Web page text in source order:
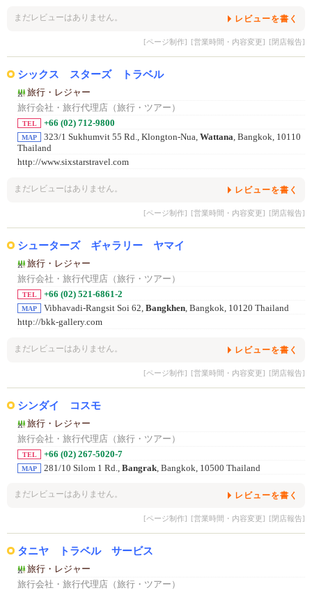
まだレビューはありません。 レビューを書く
[ページ制作] [営業時間・内容変更] [閉店報告]
シックス スターズ トラベル
旅行・レジャー
旅行会社・旅行代理店（旅行・ツアー）
TEL +66 (02) 712-9800
MAP 323/1 Sukhumvit 55 Rd., Klongton-Nua, Wattana, Bangkok, 10110
Thailand
http://www.sixstarstravel.com
まだレビューはありません。 レビューを書く
[ページ制作] [営業時間・内容変更] [閉店報告]
シューターズ ギャラリー ヤマイ
旅行・レジャー
旅行会社・旅行代理店（旅行・ツアー）
TEL +66 (02) 521-6861-2
MAP Vibhavadi-Rangsit Soi 62, Bangkhen, Bangkok, 10120 Thailand
http://bkk-gallery.com
まだレビューはありません。 レビューを書く
[ページ制作] [営業時間・内容変更] [閉店報告]
シンダイ コスモ
旅行・レジャー
旅行会社・旅行代理店（旅行・ツアー）
TEL +66 (02) 267-5020-7
MAP 281/10 Silom 1 Rd., Bangrak , Bangkok, 10500 Thailand
まだレビューはありません。 レビューを書く
[ページ制作] [営業時間・内容変更] [閉店報告]
タニヤ トラベル サービス
旅行・レジャー
旅行会社・旅行代理店（旅行・ツアー）